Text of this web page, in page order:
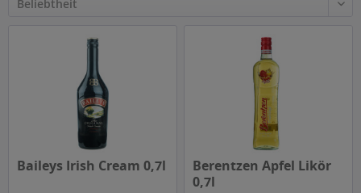
Baileys Irish Cream 0,7l
Berentzen Apfel Likör
0,7l